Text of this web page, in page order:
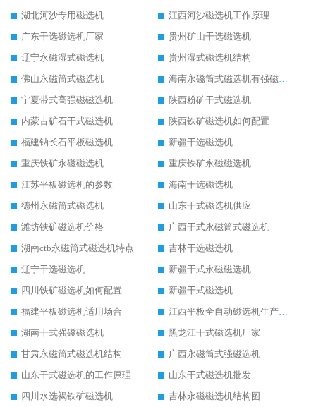
湖北河沙专用磁选机
江西河沙磁选机工作原理
广东干选磁选机厂家
贵州矿山干选磁选机
辽宁永磁湿式磁选机
贵州湿式磁选机结构
佛山永磁筒式磁选机
海南永磁筒式磁选机有强磁的吗
宁夏带式高强磁磁选机
陕西粉矿干式磁选机
内蒙古矿石干式磁选机
陕西铁矿磁选机如何配置
福建钠长石平板磁选机
新疆干选磁选机
重庆铁矿永磁磁选机
重庆铁矿永磁磁选机
江苏平板磁选机的参数
海南干选磁选机
德州永磁筒式磁选机
山东干式磁选机供应
潍坊铁矿磁选机价格
广西干式永磁筒式磁选机
湖南ctb永磁筒式磁选机特点
吉林干选磁选机
辽宁干选磁选机
新疆干式永磁磁选机
四川铁矿磁选机如何配置
新疆干式磁选机
福建平板磁选机适用场合
江西平板全自动磁选机生产厂家
湖南干式强磁磁选机
黑龙江干式磁选机厂家
甘肃永磁筒式磁选机结构
广西永磁筒式强磁选机
山东干式磁选机的工作原理
山东干式磁选机批发
四川水选褐铁矿磁选机
吉林永磁磁选机结构图